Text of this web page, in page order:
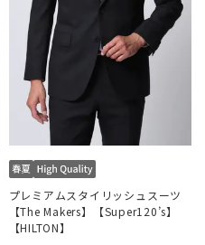
プレミアムスタイリッシュスーツ
【The Makers】【Super120’s】
【HILTON】